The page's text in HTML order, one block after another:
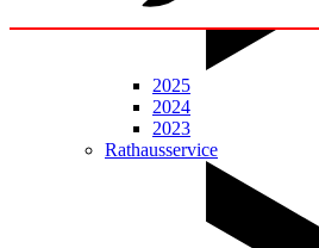
2025
2024
2023
Rathausservice